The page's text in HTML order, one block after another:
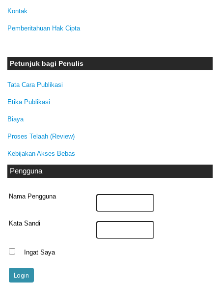
Kontak
Pemberitahuan Hak Cipta
Petunjuk bagi Penulis
Tata Cara Publikasi
Etika Publikasi
Biaya
Proses Telaah (Review)
Kebijakan Akses Bebas
Pengguna
Nama Pengguna
Kata Sandi
Ingat Saya